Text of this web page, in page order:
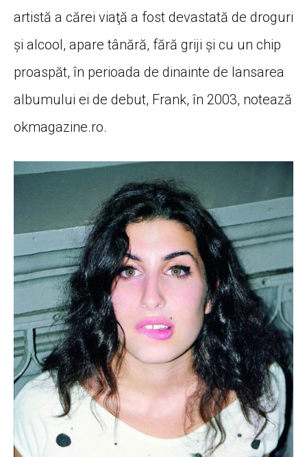
artistă a cărei viaţă a fost devastată de droguri
şi alcool, apare tânără, fără griji şi cu un chip
proaspăt, în perioada de dinainte de lansarea
albumului ei de debut, Frank, în 2003, notează
okmagazine.ro.